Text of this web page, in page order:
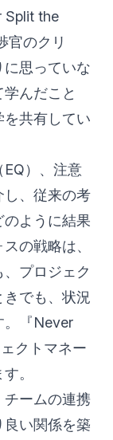
Split the
官のクリ
に思っていな
んだこと
共有してい
EQ）、注意
し、従来の考
のように結果
の戦略は、
プロジェク
きでも、状況
。『Never
クトマネー
。
チームの連携
い関係を築